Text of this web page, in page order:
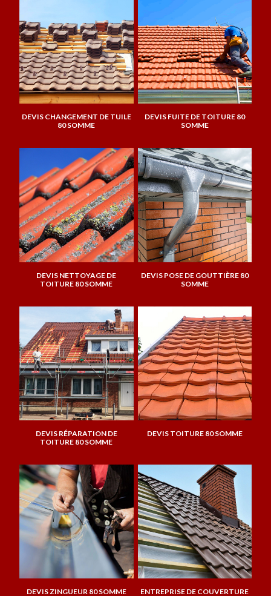
DEVIS CHANGEMENT DE TUILE
80 SOMME
DEVIS FUITE DE TOITURE 80
SOMME
DEVIS NETTOYAGE DE
TOITURE 80 SOMME
DEVIS POSE DE GOUTTIÈRE 80
SOMME
DEVIS RÉPARATION DE
TOITURE 80 SOMME
DEVIS TOITURE 80 SOMME
DEVIS ZINGUEUR 80 SOMME
ENTREPRISE DE COUVERTURE